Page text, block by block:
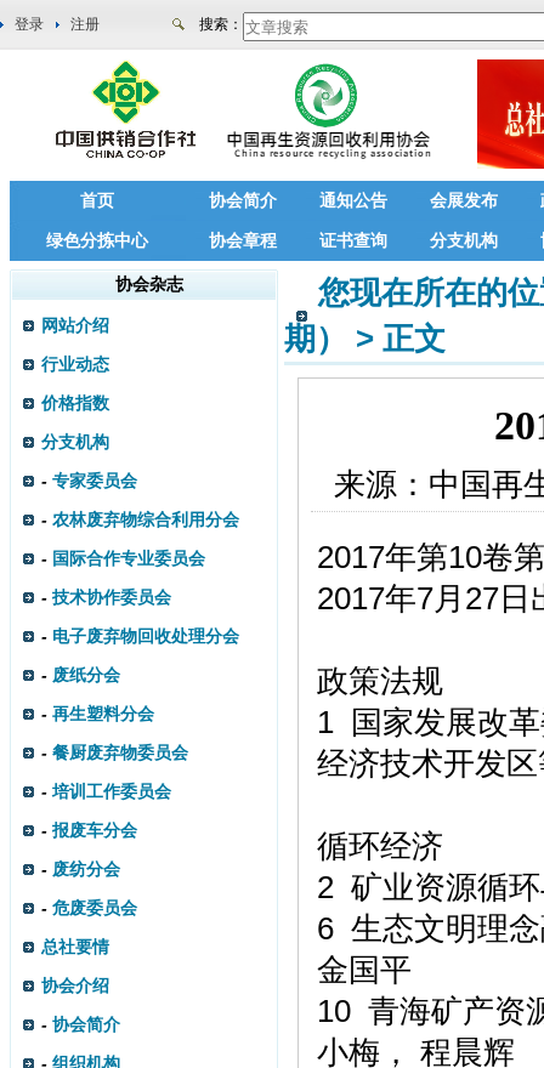
登录 注册 搜索：
首页 协会简介 通知公告 会展发布
绿色分拣中心 协会章程 证书查询 分支机构
协会杂志
网站介绍
行业动态
价格指数
分支机构
- 专家委员会
- 农林废弃物综合利用分会
- 国际合作专业委员会
- 技术协作委员会
- 电子废弃物回收处理分会
- 废纸分会
- 再生塑料分会
- 餐厨废弃物委员会
-培训工作委员会
- 报废车分会
- 废纺分会
- 危废委员会
总社要情
协会介绍
- 协会简介
- 组织机构
您现在所在的
期） > 正文
来源： 中国再
2017年第10卷
2017年7月27
政策法规
1 国家发展改
经济技术开发
循环经济
2 矿业资源循
6 生态文明理
金国平
10 青海矿产资
小梅， 程晨辉